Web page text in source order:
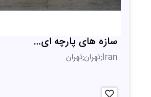
سازه های پارچه ای...
Iran;تهران;تهران